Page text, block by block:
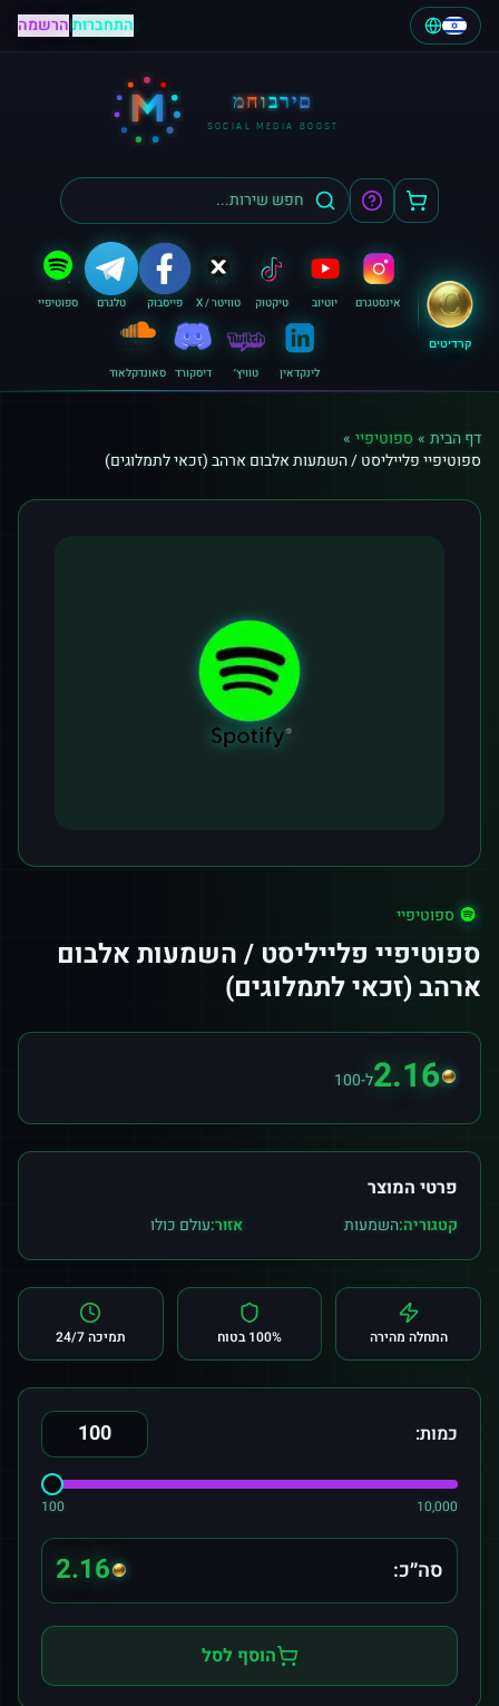
התחברות|הרשמה
M מחוברים
SOCIAL MEDIA BOOST
קרדיטים
אינסטגרם יוטיוב טיקטוק טוויטר / X פייסבוק טלגרם ספוטיפיי
לינקדאין טוויץ׳ דיסקורד סאונדקלאוד
דף הבית » ספוטיפיי »
ספוטיפיי פלייליסט / השמעות אלבום ארהב (זכאי לתמלוגים)
ספוטיפיי
ספוטיפיי פלייליסט / השמעות אלבום
ארהב (זכאי לתמלוגים)
2.16ל-100
פרטי המוצר
קטגוריה:השמעות אזור:עולם כולו
התחלה מהירה 100% בטוח תמיכה 24/7
כמות:
100 10,000
סה״כ: 2.16
הוסף לסל